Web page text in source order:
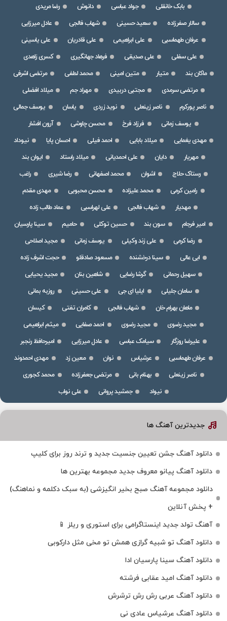
بابک خانقلی
جواد عباسی دانوش
رضا مریدی
سالار صفرزاده
سعید حسینی شهاب فالجی
عادل میرزایی
عرفان طهماسبی
علی ابراهیمی علی قادریان
علی یاسینی
علی سفلی
علی صدیقی فرهاد جهانگیری
کسری زاهدی
ماکان بند
متیار متین امینی محمد لطفی
مرتضی اشرفی
مرتضی سرمدی
مجتبی دربیدی مهراد جم
میلاد افضلی
ناصر پورکرم
ناصر زینعلی نوید زردی یاسان
یوسف جمالی
یوسف زمانی
فرزاد فرخ محسن چاوشی
آرون افشار
مهدی یغمایی
میلاد بابایی احمد فیلی احسان پایا
نیوداد
مهریار
دایان علی احمدیانی میلاد راستاد
ایوان بند
رستاک حلاج
اشوان محمد اصفهانی رضا شیری
راغب
رامین کرمی
محمد علیزاده محسن محبوبی
مهدی مقدم
مهدیار
شهاب فالجی علی لهراسبی
عماد طالب زاده
امیر فرجام
سون بند حسین توکلی حامیم
سینا پارسیان
رضا کرمی
علی زند وکیلی یوسف زمانی
مجید اصلاحی
ابی عالی
سینا درخشنده مسعود صادقلو
حجت اشرف زاده
سهیل رحمانی
گرشا رضایی شاهین بنان
مجید یحیایی
سامان جلیلی
ایلیا ای جی علی حسینی
روزبه بمانی
ماهان بهرام خان
شهاب فالجی کامران تفتی
کیسان
مجید رضوی
مجید رضوی احمد صفایی
میثم ابراهیمی
علیرضا روزگار
سیامک عباسی عادل میرزایی
امیرحافظ رنجبر
عرفان طهماسبی
عرشیاس نوان معین زد
مهدی احمدوند
ناصر زینعلی
بهنام بانی مرتضی جعفرزاده
محمد کجوری
نیواد
جمشید پروانی علی نواب
جدیدترین آهنگ ها
دانلود آهنگ جشن تعیین جنسیت جدید و ترند روز برای کلیپ
دانلود آهنگ پیانو معروف جدید مجموعه بهترین ها
دانلود مجموعه آهنگ صبح بخیر انگیزشی (به سبک دکلمه و نماهنگ)
+ پخش آنلاین
آهنگ تولد جدید اینستاگرامی برای استوری و ریلز 📱
دانلود آهنگ تو شبیه گرازی همش تو مخی مثل دارکوبی
دانلود آهنگ سینا پارسیان ادا
دانلود آهنگ امید عقابی فرشته
دانلود آهنگ عربی رش رش ترشرش
دانلود آهنگ عرشیاس عادی نی